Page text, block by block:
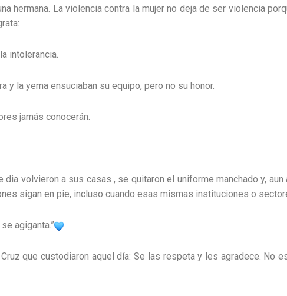
hermana. La violencia contra la mujer no deja de ser violencia
intolerancia.
y la yema ensuciaban su equipo, pero no su honor.
jamás conocerán.
volvieron a sus casas , se quitaron el uniforme manchado y,
sigan en pie, incluso cuando esas mismas instituciones o
agiganta.”
que custodiaron aquel día: Se las respeta y les agradece. No